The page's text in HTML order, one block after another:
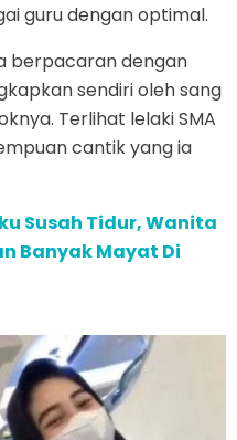
guru dengan optimal.
berpacaran dengan
sendiri oleh sang
Terlihat lelaki SMA
cantik yang ia
Susah Tidur, Wanita
Banyak Mayat Di